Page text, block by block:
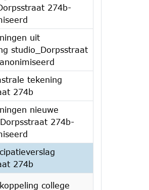
274b-
uit
studio_Dorpsstraat
tekening
274b
nieuwe
274b-
274b
college